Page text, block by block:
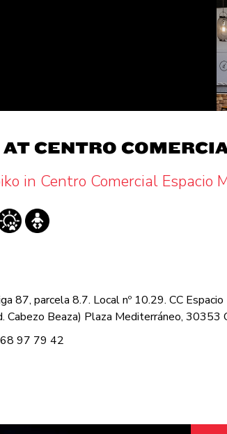
AT CENTRO
in Centro Comercial Espacio
87, parcela 8.7. Local nº 10.29. CC
Cabezo Beaza) Plaza Mediterráneo, 30353
97 79 42